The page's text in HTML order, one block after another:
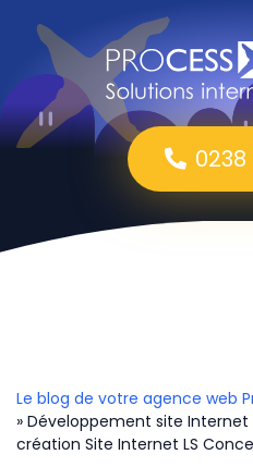
0238
Le blog de votre agence web
» Développement site Internet
création Site Internet LS